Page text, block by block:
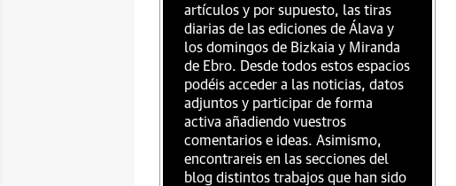
artículos y por supuesto, las tiras
diarias de las ediciones de Álava y
los domingos de Bizkaia y Miranda
de Ebro. Desde todos estos espacios
podéis acceder a las noticias, datos
adjuntos y participar de forma
activa añadiendo vuestros
comentarios e ideas. Asimismo,
encontrareis en las secciones del
blog distintos trabajos que han sido